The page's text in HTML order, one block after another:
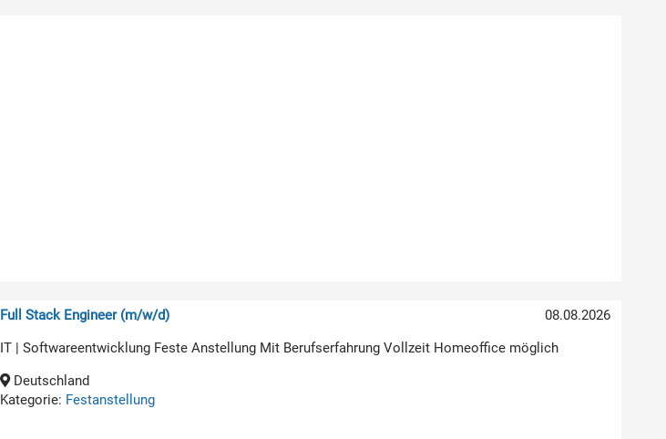
08.08.2026
Full Stack Engineer (m/w/d)
IT | Softwareentwicklung Feste Anstellung Mit Berufserfahrung Vollzeit Homeoffice möglich
Deutschland
Kategorie: Festanstellung